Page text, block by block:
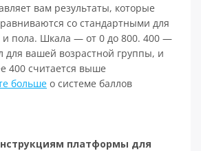
вам результаты, которые
со стандартными для
и пола. Шкала — от 0 до 800. 400 —
для вашей возрастной группы, и
400 считается выше
больше о системе баллов
платформы для